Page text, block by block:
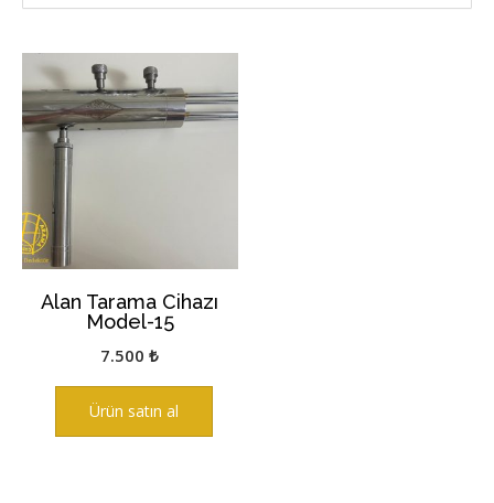
Alan Tarama Cihazı
Model-15
7.500₺
Ürün satın al